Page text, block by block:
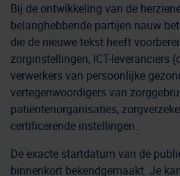
Bij de ontwikkeling van de
belanghebbende partijen nauw
die de nieuwe tekst heeft
zorginstellingen, ICT-leveranciers
verwerkers van persoonlijke
vertegenwoordigers van
patiëntenorganisaties,
certificerende instellingen.
De exacte startdatum van de
binnenkort bekendgemaakt. Je